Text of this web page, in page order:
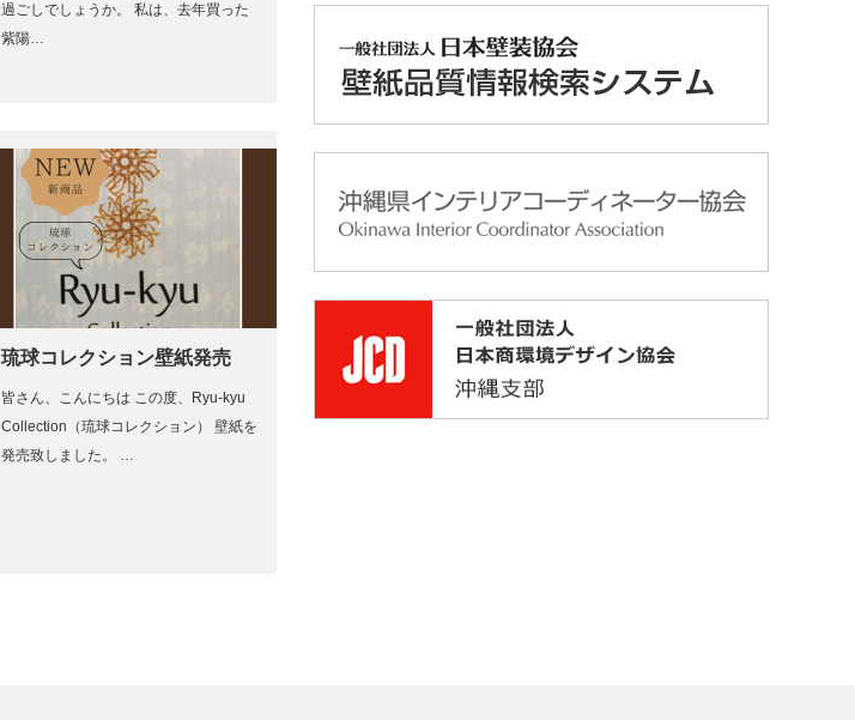
過ごしでしょうか。 私は、去年買った
紫陽…
琉球コレクション壁紙発売
皆さん、こんにちは この度、Ryu-kyu
Collection（琉球コレクション） 壁紙を
発売致しました。 …